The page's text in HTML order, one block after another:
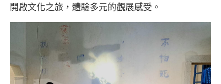
開啟文化之旅，體驗多元的觀展感受。